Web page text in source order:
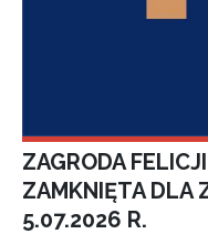
ZAGRODA
ZAMKNIĘTA DLA
5.07.2026 R.